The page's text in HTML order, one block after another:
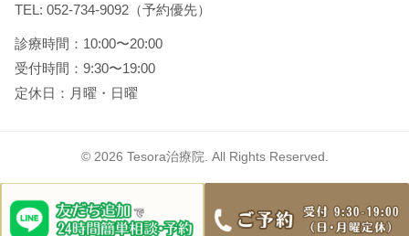
TEL: 052-734-9092（予約優先）
診療時間：10:00〜20:00
受付時間：9:30〜19:00
定休日：月曜・日曜
© 2026 Tesora治療院. All Rights Reserved.